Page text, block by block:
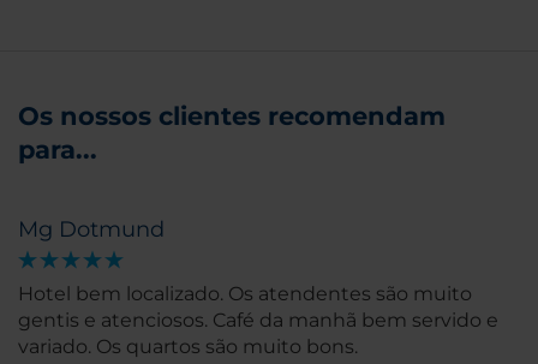
Os nossos clientes recomendam
para...
Mg Dotmund
Hotel bem localizado. Os atendentes são muito
gentis e atenciosos. Café da manhã bem servido e
variado. Os quartos são muito bons.